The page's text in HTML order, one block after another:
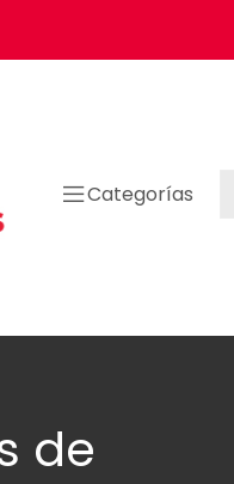
Categorías
de